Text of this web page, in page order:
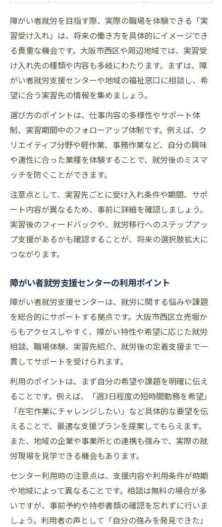
障がい者就労を目指す際、実際の職場を体験できる「実
習受け入れ」は、将来の働き方を具体的にイメージでき
る貴重な機会です。大阪市西区や周辺地域では、実習受
け入れ先の種類や内容も多岐にわたります。まずは、障
がい者就労支援センターや地域の福祉窓口に相談し、希
望に合う実習先の情報を集めましょう。
選び方のポイントは、仕事内容の多様性やサポート体
制、実習期間中のフォローアップ体制です。例えば、ク
リエイティブ分野や軽作業、事務作業など、自分の興味
や適性に合った業種を体験することで、就労後のミスマ
ッチを防ぐことができます。
注意点として、実習先ごとに受け入れ条件や期間、サポ
ート内容が異なるため、事前に詳細を確認しましょう。
実習後のフィードバックや、就労移行へのステップアッ
プ支援があるかも確認することが、将来の選択肢拡大に
つながります。
障がい者就労支援センターの利用ポイント
障がい者就労支援センターは、就労に関する悩みや課題
を総合的にサポートする拠点です。大阪市西区立売堀か
らもアクセスしやすく、障がい特性や希望に応じた就労
相談、職場体験、実習先紹介、就労後の定着支援まで一
貫してサポートを受けられます。
利用のポイントは、まず自分の希望や課題を明確に伝え
ることです。例えば、「週3日程度の短時間勤務を希望」
「在宅作業にチャレンジしたい」など具体的な要望を伝
えることで、最適な支援プランを提案してもらえます。
また、地域の企業や事業所との連携も強みで、実際の就
労現場を見学できる機会もあります。
センター利用時の注意点は、支援内容や利用条件が時期
や地域によって異なることです。相談は無料の場合が多
いですが、事前予約や持参書類の確認を忘れずに行いま
しょう。利用者の声として「自分の強みを発見できた」